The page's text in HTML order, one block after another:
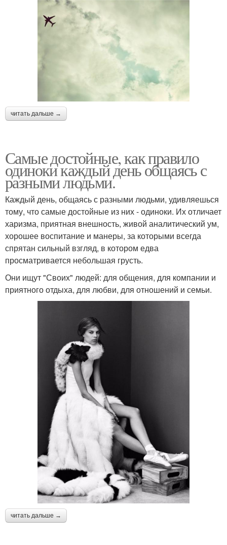
читать дальше →
Самые достойные, как правило
одиноки каждый день общаясь с
разными людьми.
Каждый день, общаясь с разными людьми, удивляешься
тому, что самые достойные из них - одиноки. Их отличает
харизма, приятная внешность, живой аналитический ум,
хорошее воспитание и манеры, за которыми всегда
спрятан сильный взгляд, в котором едва
просматривается небольшая грусть.
Они ищут "Своих" людей: для общения, для компании и
приятного отдыха, для любви, для отношений и семьи.
читать дальше →